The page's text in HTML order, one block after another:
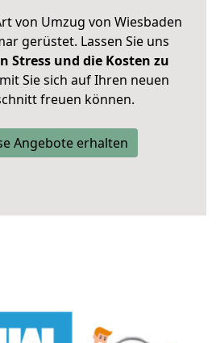
von Umzug von Wiesbaden
gerüstet. Lassen Sie uns
Stress und die Kosten zu
Sie sich auf Ihren neuen
freuen können.
Angebote erhalten